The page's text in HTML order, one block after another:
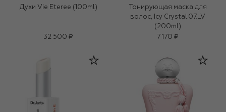
Духи Vie Eteree (100ml)
32 500 ₽
Тонирующая маска для
волос, Icy Crystal.07.LV
(200ml)
7 170 ₽